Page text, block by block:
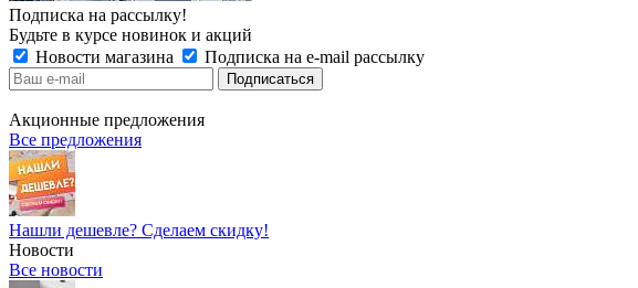
Подписка на рассылку!
Будьте в курсе новинок и акций
Новости магазина
Подписка на e-mail рассылку
Акционные предложения
Все предложения
Нашли дешевле? Сделаем скидку!
Новости
Все новости